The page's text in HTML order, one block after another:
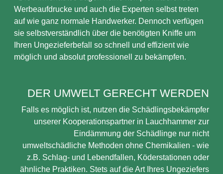
Werbeaufdrucke und auch die Experten selbst treten
auf wie ganz normale Handwerker. Dennoch verfügen
sie selbstverständlich über die benötigten Kniffe um
Ihren Ungezieferbefall so schnell und effizient wie
möglich und absolut professionell zu bekämpfen.
DER UMWELT GERECHT WERDEN
Falls es möglich ist, nutzen die Schädlingsbekämpfer
unserer Kooperationspartner in Lauchhammer zur
Eindämmung der Schädlinge nur nicht
umweltschädliche Methoden ohne Chemikalien - wie
z.B. Schlag- und Lebendfallen, Köderstationen oder
ähnliche Praktiken. Stets auf die Art Ihres Ungeziefers